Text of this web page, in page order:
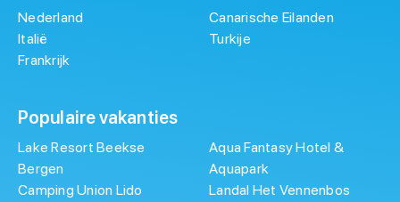
Nederland
Italië
Frankrijk
Canarische Eilanden
Turkije
Populaire vakanties
Lake Resort Beekse
Bergen
Camping Union Lido
Aqua Fantasy Hotel &
Aquapark
Landal Het Vennenbos